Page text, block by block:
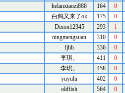
helanxiaozi888 164 0
白鸽又来了ok 175 0
Dixon12345 293 1
ningmengsuan 310 0
fjhb 336 0
李琪。 411 0
李琪。 458 0
yuyulu 402 0
oldfish 564 0